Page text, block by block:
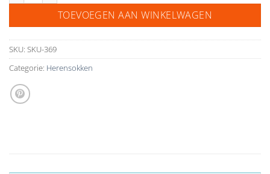
TOEVOEGEN AAN WINKELWAGEN
SKU: SKU-369
Categorie: Herensokken